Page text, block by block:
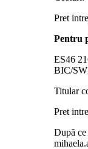
Pret
Pentru
ES46
BIC/
Titular
Pret
După ce